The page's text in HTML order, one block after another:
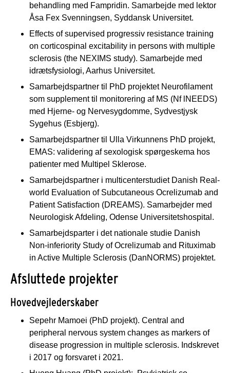
behandling med Fampridin. Samarbejde med lektor
Åsa Fex Svenningsen, Syddansk Universitet.
Effects of supervised progressiv resistance training
on corticospinal excitability in persons with multiple
sclerosis (the NEXIMS study). Samarbejde med
idrætsfysiologi, Aarhus Universitet.
Samarbejdspartner til PhD projektet Neurofilament
som supplement til monitorering af MS (Nf lNEEDS)
med Hjerne- og Nervesygdomme, Sydvestjysk
Sygehus (Esbjerg).
Samarbejdspartner til Ulla Virkunnens PhD projekt,
EMAS: validering af sexologisk spørgeskema hos
patienter med Multipel Sklerose.
Samarbejdspartner i multicenterstudiet Danish Real-
world Evaluation of Subcutaneous Ocrelizumab and
Patient Satisfaction (DREAMS). Samarbejder med
Neurologisk Afdeling, Odense Universitetshospital.
Samarbejdsparter i det nationale studie Danish
Non-inferiority Study of Ocrelizumab and Rituximab
in Active Multiple Sclerosis (DanNORMS) projektet.
Afsluttede projekter
Hovedvejlederskaber
Sepehr Mamoei (PhD projekt). Central and
peripheral nervous system changes as markers of
disease progression in multiple sclerosis. Indskrevet
i 2017 og forsvaret i 2021.